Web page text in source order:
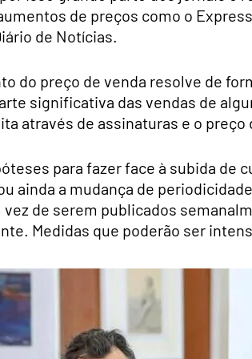
de preços como o
de Notícias.
do preço de venda resolve de
significativa das vendas de
através de assinaturas e o
para fazer face à subida de
ainda a mudança de
de serem publicados
Medidas que poderão ser